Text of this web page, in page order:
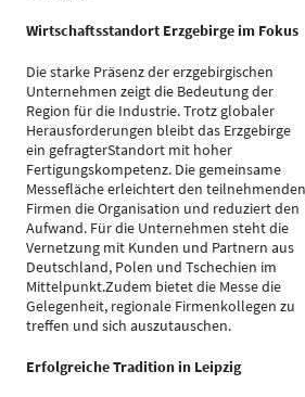
Wirtschaftsstandort Erzgebirge im Fokus
Die starke Präsenz der erzgebirgischen
Unternehmen zeigt die Bedeutung der
Region für die Industrie. Trotz globaler
Herausforderungen bleibt das Erzgebirge
ein gefragterStandort mit hoher
Fertigungskompetenz. Die gemeinsame
Messefläche erleichtert den teilnehmenden
Firmen die Organisation und reduziert den
Aufwand. Für die Unternehmen steht die
Vernetzung mit Kunden und Partnern aus
Deutschland, Polen und Tschechien im
Mittelpunkt.Zudem bietet die Messe die
Gelegenheit, regionale Firmenkollegen zu
treffen und sich auszutauschen.
Erfolgreiche Tradition in Leipzig